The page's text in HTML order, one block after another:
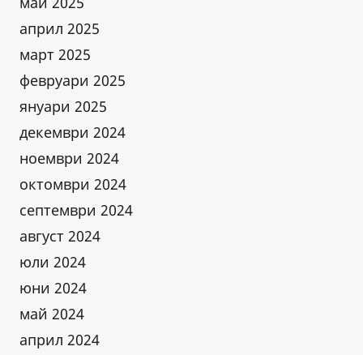
април 2025
март 2025
февруари 2025
януари 2025
декември 2024
ноември 2024
октомври 2024
септември 2024
август 2024
юли 2024
юни 2024
май 2024
април 2024